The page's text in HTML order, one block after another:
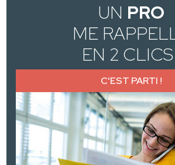
UN PRO
ME
EN 2
C'EST PARTI !